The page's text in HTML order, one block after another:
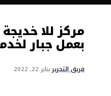
مركز للا
بعمل جبار
فريق التحرير يناير 22, 2022